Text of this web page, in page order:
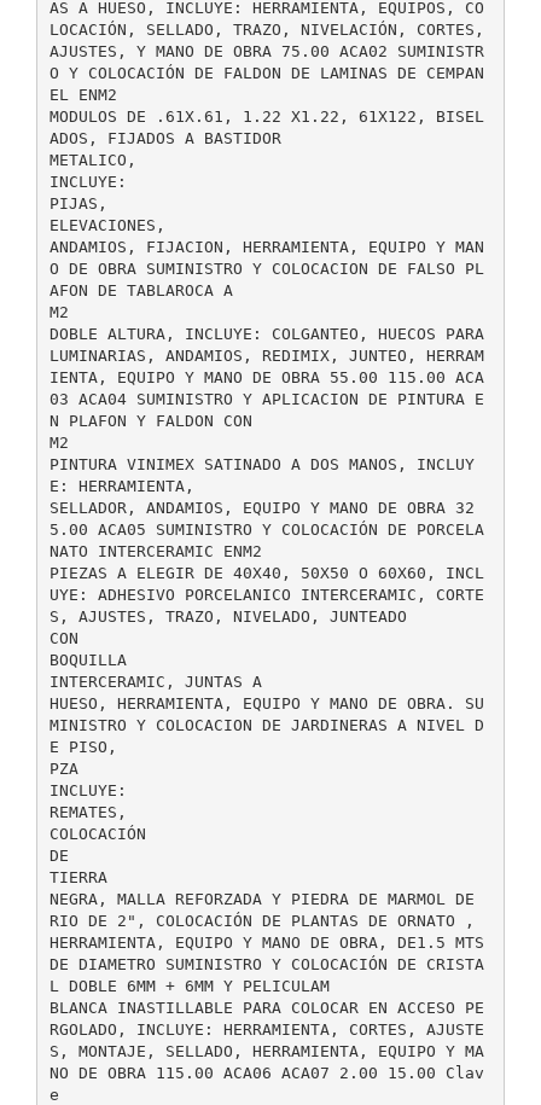
AS A HUESO, INCLUYE: HERRAMIENTA, EQUIPOS, CO
LOCACIÓN, SELLADO, TRAZO, NIVELACIÓN, CORTES,
AJUSTES, Y MANO DE OBRA 75.00 ACA02 SUMINISTR
O Y COLOCACIÓN DE FALDON DE LAMINAS DE CEMPAN
EL ENM2
MODULOS DE .61X.61, 1.22 X1.22, 61X122, BISEL
ADOS, FIJADOS A BASTIDOR
METALICO,
INCLUYE:
PIJAS,
ELEVACIONES,
ANDAMIOS, FIJACION, HERRAMIENTA, EQUIPO Y MAN
O DE OBRA SUMINISTRO Y COLOCACION DE FALSO PL
AFON DE TABLAROCA A
M2
DOBLE ALTURA, INCLUYE: COLGANTEO, HUECOS PARA
LUMINARIAS, ANDAMIOS, REDIMIX, JUNTEO, HERRAM
IENTA, EQUIPO Y MANO DE OBRA 55.00 115.00 ACA
03 ACA04 SUMINISTRO Y APLICACION DE PINTURA E
N PLAFON Y FALDON CON
M2
PINTURA VINIMEX SATINADO A DOS MANOS, INCLUY
E: HERRAMIENTA,
SELLADOR, ANDAMIOS, EQUIPO Y MANO DE OBRA 32
5.00 ACA05 SUMINISTRO Y COLOCACIÓN DE PORCELA
NATO INTERCERAMIC ENM2
PIEZAS A ELEGIR DE 40X40, 50X50 O 60X60, INCL
UYE: ADHESIVO PORCELANICO INTERCERAMIC, CORTE
S, AJUSTES, TRAZO, NIVELADO, JUNTEADO
CON
BOQUILLA
INTERCERAMIC, JUNTAS A
HUESO, HERRAMIENTA, EQUIPO Y MANO DE OBRA. SU
MINISTRO Y COLOCACION DE JARDINERAS A NIVEL D
E PISO,
PZA
INCLUYE:
REMATES,
COLOCACIÓN
DE
TIERRA
NEGRA, MALLA REFORZADA Y PIEDRA DE MARMOL DE
RIO DE 2", COLOCACIÓN DE PLANTAS DE ORNATO ,
HERRAMIENTA, EQUIPO Y MANO DE OBRA, DE1.5 MTS
DE DIAMETRO SUMINISTRO Y COLOCACIÓN DE CRISTA
L DOBLE 6MM + 6MM Y PELICULAM
BLANCA INASTILLABLE PARA COLOCAR EN ACCESO PE
RGOLADO, INCLUYE: HERRAMIENTA, CORTES, AJUSTE
S, MONTAJE, SELLADO, HERRAMIENTA, EQUIPO Y MA
NO DE OBRA 115.00 ACA06 ACA07 2.00 15.00 Clav
e